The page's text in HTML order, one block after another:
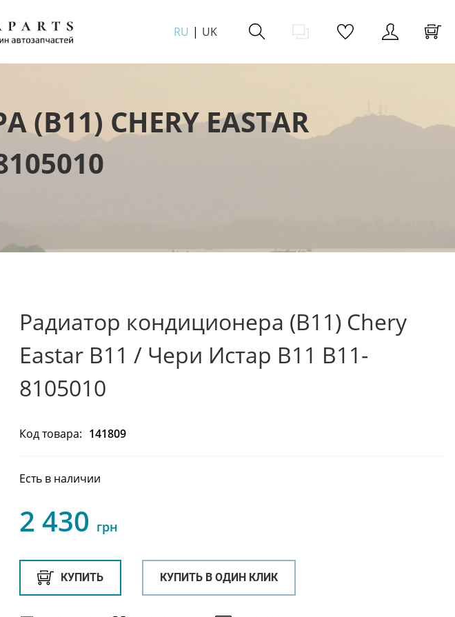
RU UK
CHERY EASTAR
Радиатор кондиционера (B11) Chery
Eastar B11 / Чери Истар B11 B11-
8105010
Код товара: 141809
Есть в наличии
2 430 грн
КУПИТЬ КУПИТЬ В ОДИН КЛИК